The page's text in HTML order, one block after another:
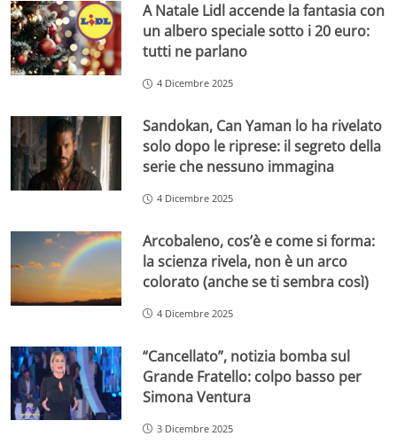
A Natale Lidl accende la fantasia con
un albero speciale sotto i 20 euro:
tutti ne parlano
4 Dicembre 2025
Sandokan, Can Yaman lo ha rivelato
solo dopo le riprese: il segreto della
serie che nessuno immagina
4 Dicembre 2025
Arcobaleno, cos’è e come si forma:
la scienza rivela, non è un arco
colorato (anche se ti sembra così)
4 Dicembre 2025
“Cancellato”, notizia bomba sul
Grande Fratello: colpo basso per
Simona Ventura
3 Dicembre 2025